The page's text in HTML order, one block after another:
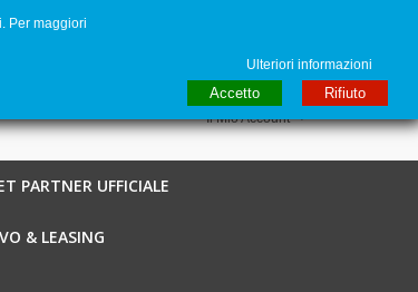
Il Mio Account
PARTNER UFFICIALE
& LEASING
Per maggiori
Ulteriori informazioni
Accetto Rifiuto